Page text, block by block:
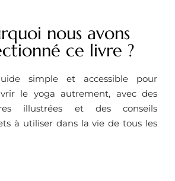
nous avons
ce livre ?
simple et accessible pour
le yoga autrement, avec des
illustrées et des conseils
à utiliser dans la vie de tous les